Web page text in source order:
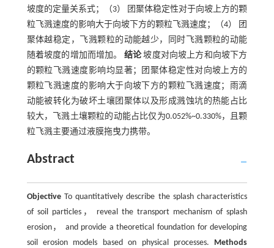
坡度的定量关系式；（3） 团聚体稳定性对于向坡上方的颗
粒飞溅速度的影响大于向坡下方的颗粒飞溅速度；（4） 团
聚体越稳定，飞溅颗粒的动能越少，同时飞溅颗粒的动能
随着坡度的增加而增加。 结论坡度对向坡上方和向坡下方
的颗粒飞溅速度影响均显著；团聚体稳定性对向坡上方的
颗粒飞溅速度的影响大于向坡下方的颗粒飞溅速度；雨滴
动能被转化为破坏土壤团聚体以及形成溅蚀坑的热能占比
较大，飞溅土壤颗粒的动能占比仅为0.052%~0.330%，且颗
粒飞溅主要通过液膜拖曳力携带。
Abstract
ObjectiveTo quantitatively describe the splash characteristics
of soil particles， reveal the transport mechanism of splash
erosion， and provide a theoretical foundation for developing
soil erosion models based on physical processes. Methods